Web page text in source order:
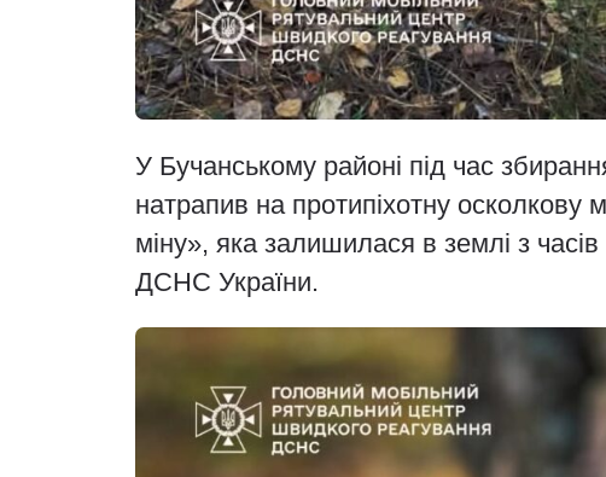
У Бучанському районі під час
натрапив на протипіхотну осколкову
міну», яка залишилася в землі з
ДСНС України.